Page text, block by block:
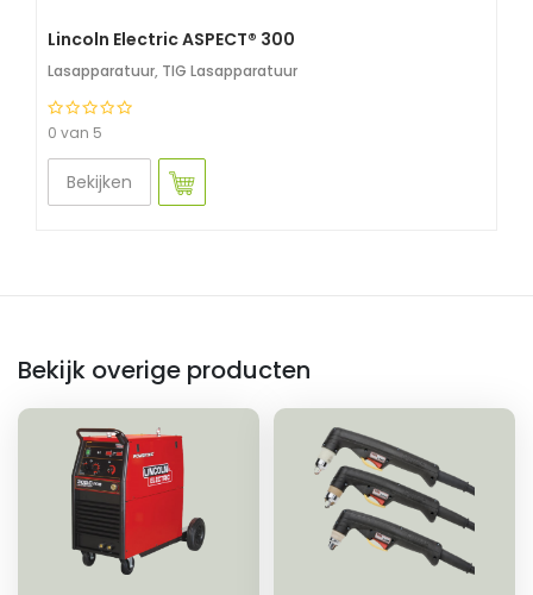
Lincoln Electric ASPECT® 300
Lasapparatuur, TIG Lasapparatuur
0 van 5
Bekijken
Bekijk overige producten